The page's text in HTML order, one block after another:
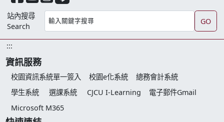
站內搜尋
Search
GO
:::
資訊服務
校園資訊系統單一簽入 校園e化系統
總務會計系統
學生系統
選課系統 CJCU I-Learning
電子郵件Gmail
Microsoft M365